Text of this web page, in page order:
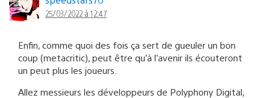
25/03/2022 à 12:47
Enfin, comme quoi des fois ça sert de gueuler un bon
coup (metacritic), peut être qu’à l’avenir ils écouteront
un peut plus les joueurs.
Allez messieurs les développeurs de Polyphony Digital,